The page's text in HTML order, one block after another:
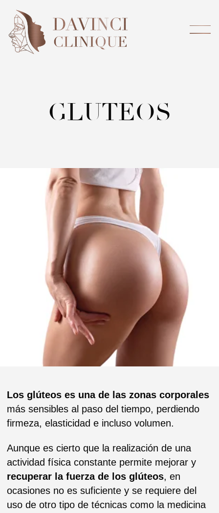
tratamiento ideal
GLÚTEOS ES EL
PARA AQUELLOS
BUSQUEN
NECESIDAD DE
RECURRIR A LA
Los glúteos es una de las zonas corporales
más sensibles al paso del tiempo, perdiendo
firmeza, elasticidad e incluso volumen.
Aunque es cierto que la realización de una
actividad física constante permite mejorar y
recuperar la fuerza de los glúteos
, en
ocasiones no es suficiente y se requiere del
uso de otro tipo de técnicas como la medicina